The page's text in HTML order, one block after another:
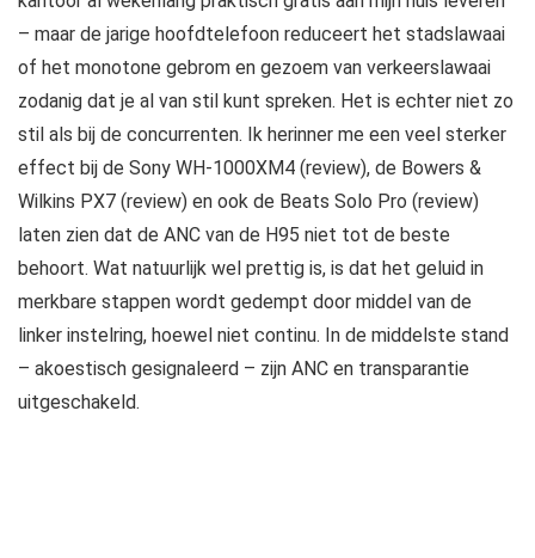
– maar de jarige hoofdtelefoon reduceert het stadslawaai
of het monotone gebrom en gezoem van verkeerslawaai
zodanig dat je al van stil kunt spreken. Het is echter niet zo
stil als bij de concurrenten. Ik herinner me een veel sterker
effect bij de Sony WH-1000XM4 (review), de Bowers &
Wilkins PX7 (review) en ook de Beats Solo Pro (review)
laten zien dat de ANC van de H95 niet tot de beste
behoort. Wat natuurlijk wel prettig is, is dat het geluid in
merkbare stappen wordt gedempt door middel van de
linker instelring, hoewel niet continu. In de middelste stand
– akoestisch gesignaleerd – zijn ANC en transparantie
uitgeschakeld.